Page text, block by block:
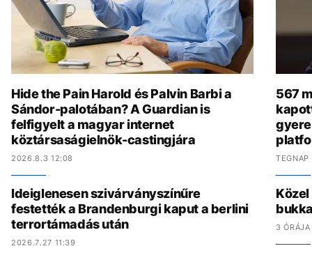
Hide the Pain Harold és Palvin Barbi a
Sándor-palotában? A Guardian is
felfigyelt a magyar internet
köztársaságielnök-castingjára
2026.8.3 12:08
Ideiglenesen szivárványszínűre
festették a Brandenburgi kaput a berlini
terrortámadás után
2026.7.27 11:39
567
TEGNAP
3 ÓRÁJA